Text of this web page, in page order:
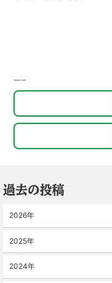
—–
過去の投稿
2026年
2025年
2024年